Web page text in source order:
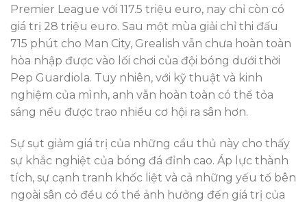
Premier League với 117.5 triệu euro, nay chỉ còn có
giá trị 28 triệu euro. Sau một mùa giải chỉ thi đấu
715 phút cho Man City, Grealish vẫn chưa hoàn toàn
hòa nhập được vào lối chơi của đội bóng dưới thời
Pep Guardiola. Tuy nhiên, với kỹ thuật và kinh
nghiệm của mình, anh vẫn hoàn toàn có thể tỏa
sáng nếu được trao nhiều cơ hội ra sân hơn.
Sự sụt giảm giá trị của những cầu thủ này cho thấy
sự khắc nghiệt của bóng đá đỉnh cao. Áp lực thành
tích, sự cạnh tranh khốc liệt và cả những yếu tố bên
ngoài sân cỏ đều có thể ảnh hưởng đến giá trị của